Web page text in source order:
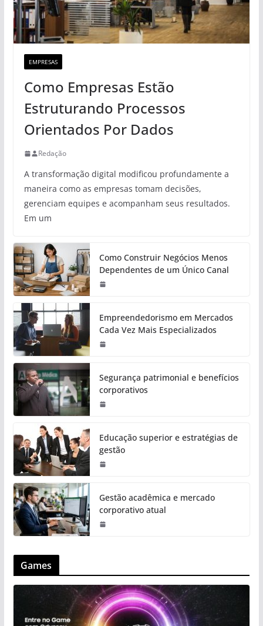
EMPRESAS
Como Empresas Estão
Estruturando Processos
Orientados Por Dados
Redação
A transformação digital modificou profundamente a
maneira como as empresas tomam decisões,
gerenciam equipes e acompanham seus resultados.
Em um
Como Construir Negócios Menos
Dependentes de um Único Canal
Empreendedorismo em Mercados
Cada Vez Mais Especializados
Segurança patrimonial e benefícios
corporativos
Educação superior e estratégias de
gestão
Gestão acadêmica e mercado
corporativo atual
Games